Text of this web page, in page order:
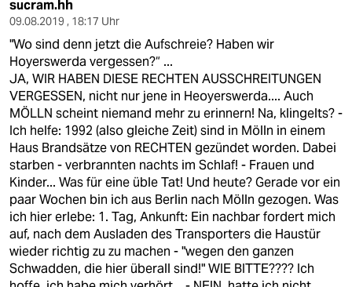
sucram.hh
09.08.2019 , 18:17 Uhr
"Wo sind denn jetzt die Aufschreie? Haben wir
Hoyerswerda vergessen?“ ...
JA, WIR HABEN DIESE RECHTEN AUSSCHREITUNGEN
VERGESSEN, nicht nur jene in Heoyerswerda.... Auch
MÖLLN scheint niemand mehr zu erinnern! Na, klingelts? -
Ich helfe: 1992 (also gleiche Zeit) sind in Mölln in einem
Haus Brandsätze von RECHTEN gezündet worden. Dabei
starben - verbrannten nachts im Schlaf! - Frauen und
Kinder... Was für eine üble Tat! Und heute? Gerade vor ein
paar Wochen bin ich aus Berlin nach Mölln gezogen. Was
ich hier erlebe: 1. Tag, Ankunft: Ein nachbar fordert mich
auf, nach dem Ausladen des Transporters die Haustür
wieder richtig zu zu machen - "wegen den ganzen
Schwadden, die hier überall sind!" WIE BITTE???? Ich